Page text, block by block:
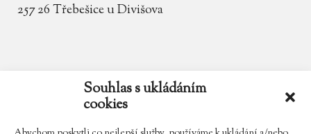
Souhlas s ukládáním
cookies
257 26 Třebešice u Divišova
zamek.trebesice@volny.cz
602 354 467